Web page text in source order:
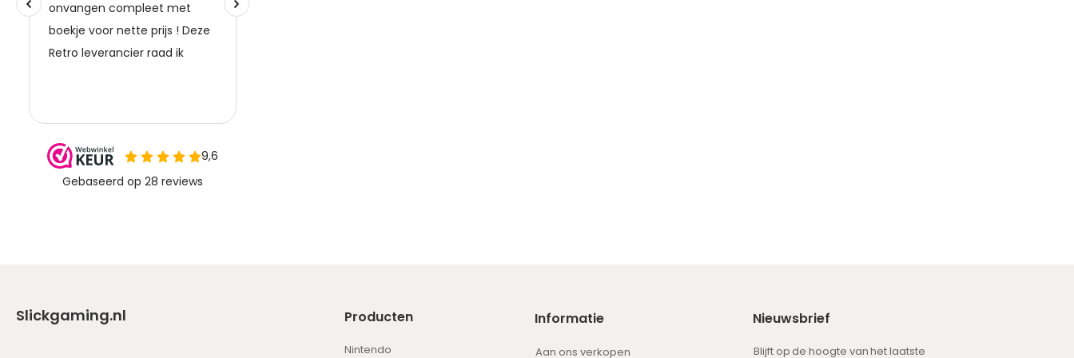
Slickgaming.nl Producten
Nintendo
Informatie
Aan ons verkopen
Nieuwsbrief
Blijft op de hoogte van het laatste